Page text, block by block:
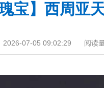
瑰宝】西周亚
2026-07-05 09:02:29 阅读